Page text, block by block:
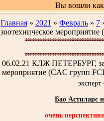
Вы вошли
Главная » 2021 » Февраль » 7
зоотехническое
06.02.21 КЛЖ ПЕТЕРБУРГ,
мероприятие (CAC групп
Бао Астиларс
очень